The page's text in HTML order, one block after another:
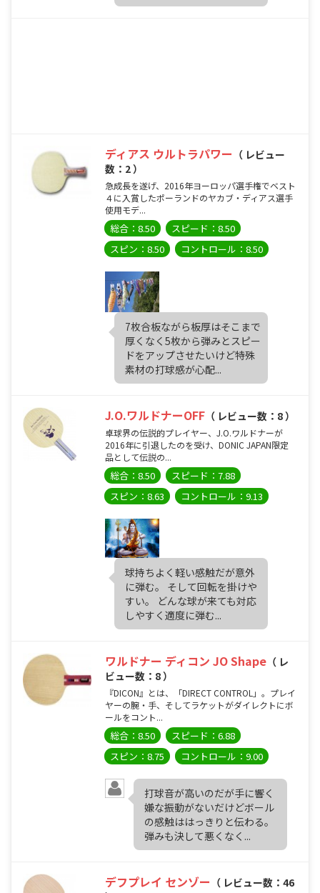
ディアス ウルトラパワー （ レビュー
数：2 ）
急成長を遂げ、2016年ヨーロッパ選手権でベスト
４に入賞したポーランドのヤカブ・ディアス選手
使用モデ...
総合：8.50
スピード：8.50
スピン：8.50
コントロール：8.50
7枚合板ながら板厚はそこまで
厚くなく5枚から弾みとスピー
ドをアップさせたいけど特殊
素材の打球感が心配...
J.O.ワルドナーOFF （ レビュー数：8 ）
卓球界の伝説的プレイヤー、J.O.ワルドナーが
2016年に引退したのを受け、DONIC JAPAN限定
品として伝説の...
総合：8.50
スピード：7.88
スピン：8.63
コントロール：9.13
球持ちよく軽い感触だが意外
に弾む。 そして回転を掛けや
すい。 どんな球が来ても対応
しやすく適度に弾む...
ワルドナー ディコン JO Shape （ レ
ビュー数：8 ）
『DICON』とは、「DIRECT CONTROL」。プレイ
ヤーの腕・手、そしてラケットがダイレクトにボ
ールをコント...
総合：8.50
スピード：6.88
スピン：8.75
コントロール：9.00
打球音が高いのだが手に響く
嫌な振動がないだけどボール
の感触ははっきりと伝わる。
弾みも決して悪くなく...
デフプレイ センゾー （ レビュー数：46